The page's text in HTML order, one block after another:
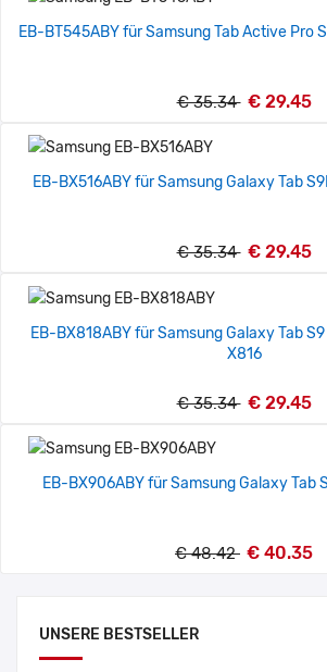
UNSERE BESTSELLER
EB-BT545ABY für Samsung Tab Active
€ 35.34 € 29.45
EB-BX516ABY für Samsung Galaxy Tab
€ 35.34 € 29.45
EB-BX818ABY für Samsung Galaxy Tab
X816
€ 35.34 € 29.45
EB-BX906ABY für Samsung Galaxy Tab
€ 48.42 € 40.35